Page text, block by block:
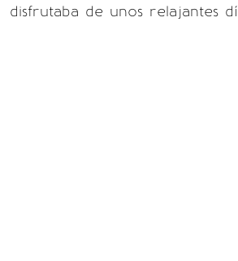
disfrutaba de unos relajantes